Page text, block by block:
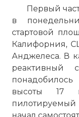
Первый
в
стартовой
Калифорния,
Анджелеса. В
реактивный
высоты 17